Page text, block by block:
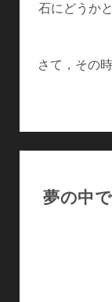
石にどうか
さて，その
夢の中